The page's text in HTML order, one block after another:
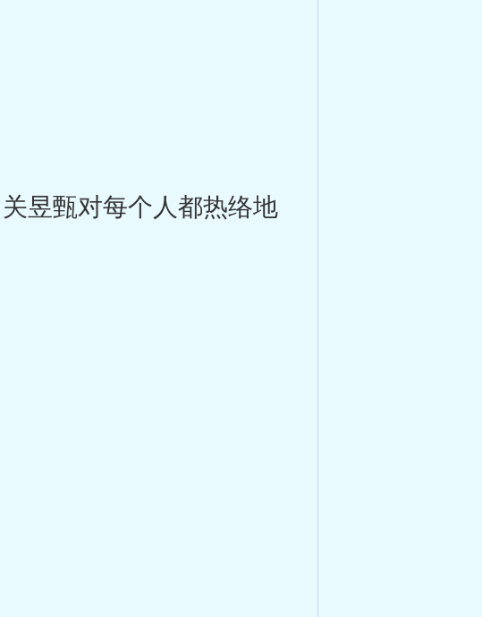
昱甄对每个人都热络地